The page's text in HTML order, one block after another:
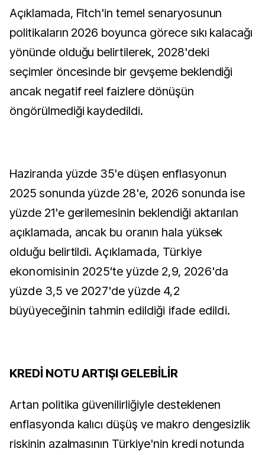
Açıklamada, Fitch'in temel senaryosunun
politikaların 2026 boyunca görece sıkı kalacağı
yönünde olduğu belirtilerek, 2028'deki
seçimler öncesinde bir gevşeme beklendiği
ancak negatif reel faizlere dönüşün
öngörülmediği kaydedildi.
Haziranda yüzde 35'e düşen enflasyonun
2025 sonunda yüzde 28'e, 2026 sonunda ise
yüzde 21'e gerilemesinin beklendiği aktarılan
açıklamada, ancak bu oranın hala yüksek
olduğu belirtildi.Açıklamada, Türkiye
ekonomisinin 2025'te yüzde 2,9, 2026'da
yüzde 3,5 ve 2027'de yüzde 4,2
büyüyeceğinin tahmin edildiği ifade edildi.
KREDİ NOTU ARTIŞI GELEBİLİR
Artan politika güvenilirliğiyle desteklenen
enflasyonda kalıcı düşüş ve makro dengesizlik
riskinin azalmasının Türkiye'nin kredi notunda